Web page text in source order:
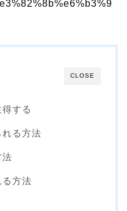
CLOSE
する
る方法
法
方法